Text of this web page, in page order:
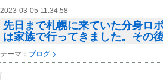
2023-03-05 11:34:58
先日まで札幌に来ていた分身ロ
は家族で行ってきました。その
テーマ： ブログ